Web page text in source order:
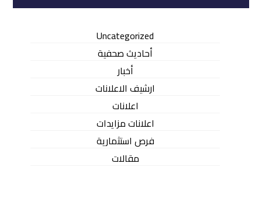
Uncategorized
أحاديث صحفية
أخبار
ارشيف الاعلانات
اعلانات
اعلانات مزايدات
فرص استثمارية
مقالات